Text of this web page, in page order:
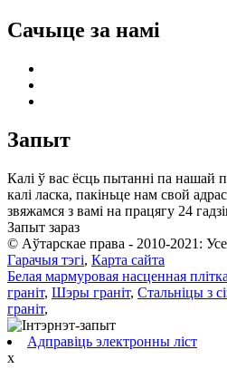
Сачыце за намі
Запыт
Калі ў вас ёсць пытанні па нашай
калі ласка, пакіньце нам свой
звяжамся з вамі на працягу 24
Запыт зараз
© Аўтарскае права - 2010-2021:
Гарачыя тэгі, Карта сайта
Белая мармуровая насценная плітка
граніт, Шэры граніт, Стальніцы з
граніт,
Адправіць электронны ліст
x